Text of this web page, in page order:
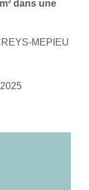
dans une
MEPIEU